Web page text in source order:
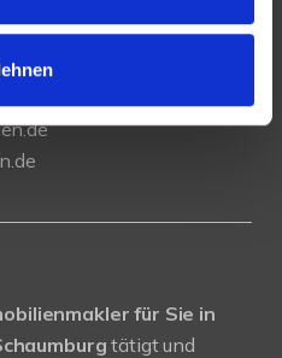
für Sie in
tätigt und